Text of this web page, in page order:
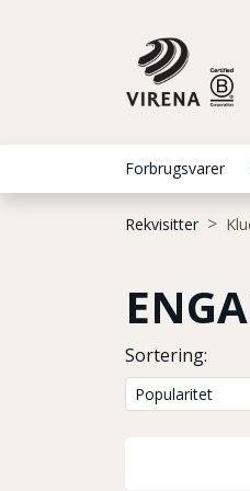
Forbrugsvarer
Rekvisitter
Sortering: